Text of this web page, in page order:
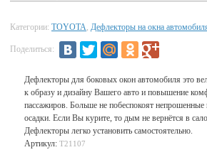
Категории: TOYOTA, Дефлекторы на окна
Поделиться:
Дефлекторы для боковых окон автомобиля это
к образу и дизайну Вашего авто и повышение
пассажиров. Больше не побеспокоят непрошенные
осадки. Если Вы курите, то дым не вернётся в
Дефлекторы легко установить самостоятельно.
Артикул: T21107